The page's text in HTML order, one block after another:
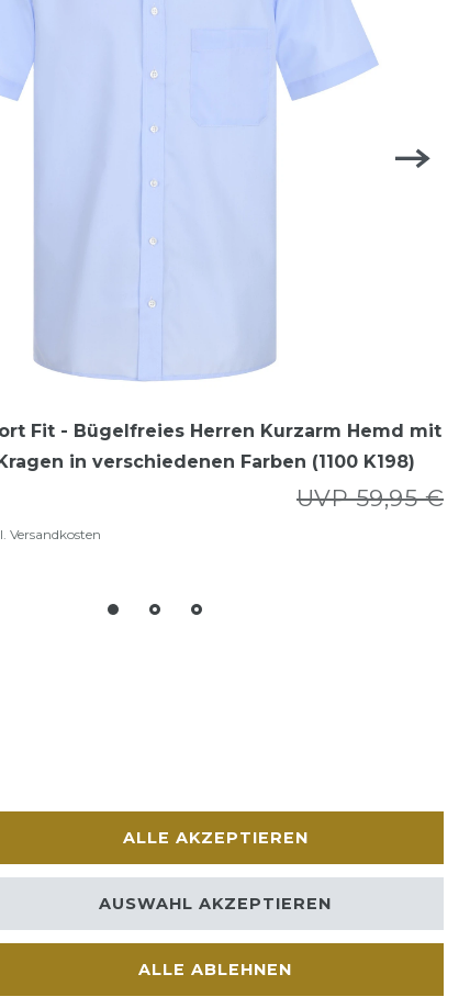
Fit - Bügelfreies Herren Kurzarm Hemd mit
in verschiedenen Farben (1100 K198)
UVP 59,95 €
Versandkosten
ALLE AKZEPTIEREN
ALLE ABLEHNEN
AUSWAHL AKZEPTIEREN